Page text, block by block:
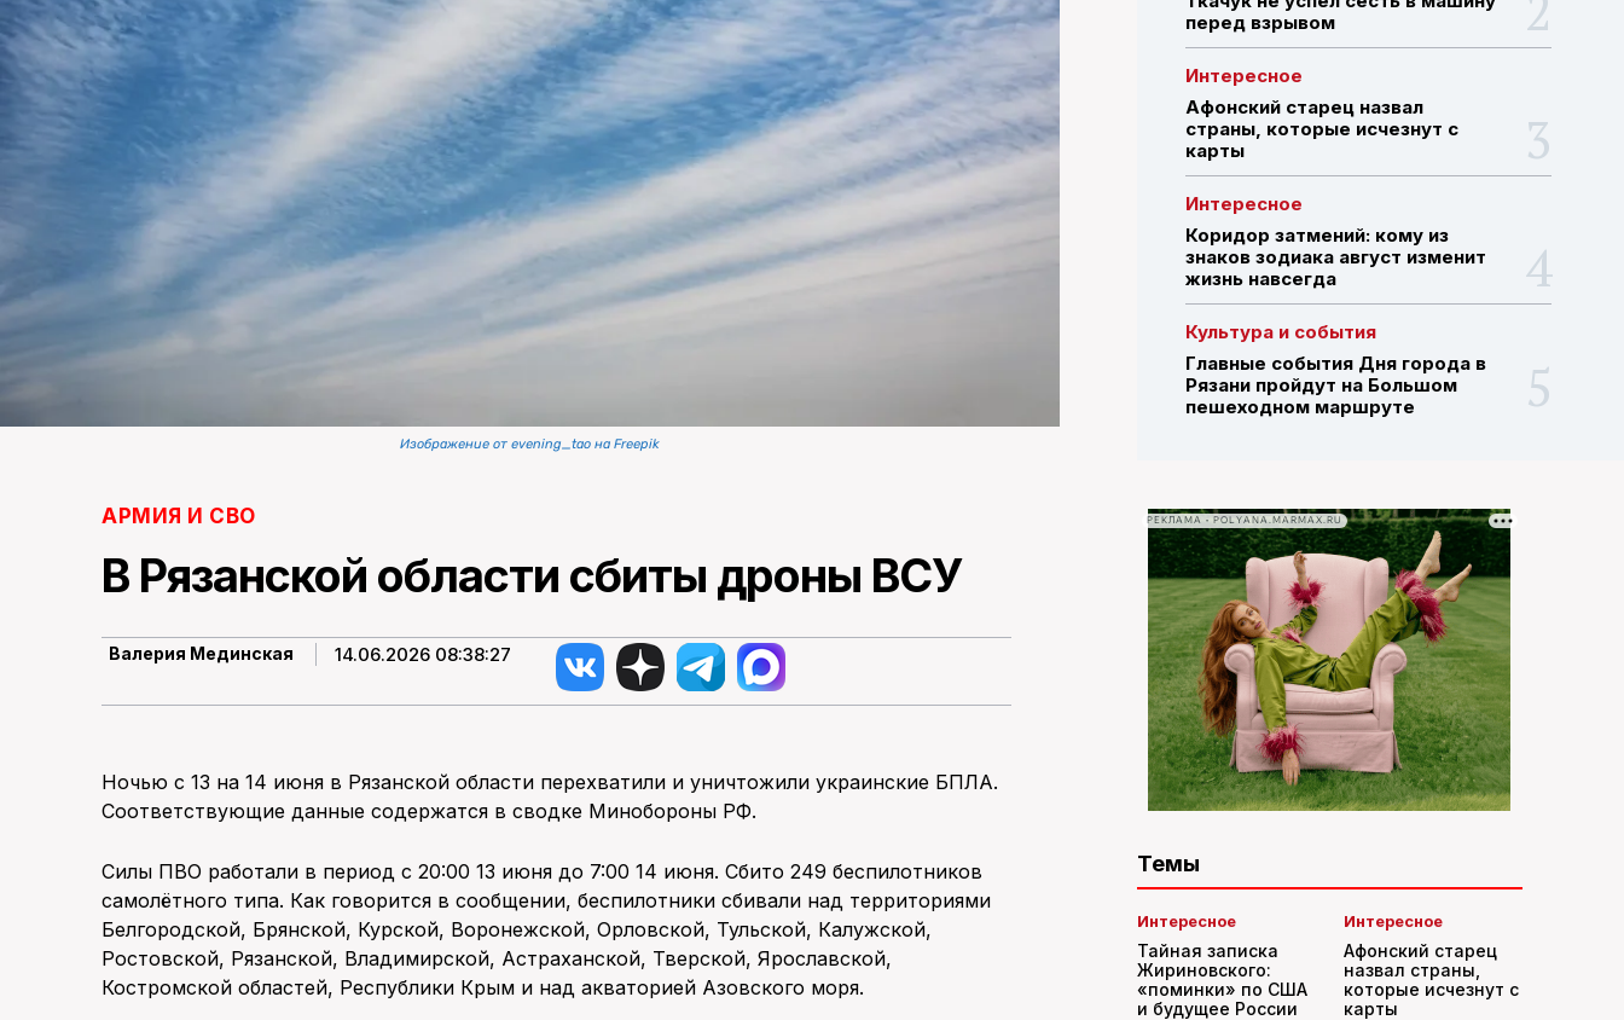
ПОИСК ПО САЙТУ
Изображение от evening_tao на Freepik
АРМИЯ И СВО
В Рязанской области сбиты дроны ВСУ
Валерия Мединская 14.06.2026 08:38:27
Ночью с 13 на 14 июня в Рязанской области перехватили и уничтожили украинские БПЛА.
Соответствующие данные содержатся в сводке Минобороны РФ.
Силы ПВО работали в период с 20:00 13 июня до 7:00 14 июня. Сбито 249 беспилотников
самолётного типа. Как говорится в сообщении, беспилотники сбивали над территориями
Белгородской, Брянской, Курской, Воронежской, Орловской, Тульской, Калужской,
Ростовской, Рязанской, Владимирской, Астраханской, Тверской, Ярославской,
Костромской областей, Республики Крым и над акваторией Азовского моря.
перед взрывом
Интересное
Афонский старец назвал
страны, которые исчезнут с
карты
Интересное
Коридор затмений: кому из
знаков зодиака август изменит
жизнь навсегда
Культура и события
Главные события Дня города в
Рязани пройдут на Большом
пешеходном маршруте
РЕКЛАМА • POLYANA.MARMAX.RU
Темы
Интересное
Тайная записка
Жириновского:
«поминки» по США
и будущее России
Интересное
Афонский старец
назвал страны,
которые исчезнут с
карты